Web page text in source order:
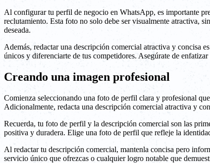
Al configurar tu perfil de negocio en WhatsApp, es importante
reclutamiento. Esta foto no solo debe ser visualmente atractiva,
deseada.
Además, redactar una descripción comercial atractiva y concisa
únicos y diferenciarte de tus competidores. Asegúrate de
Creando una imagen profesional
Comienza seleccionando una foto de perfil clara y profesional
Adicionalmente, redacta una descripción comercial atractiva y
Recuerda, tu foto de perfil y la descripción comercial son las
positiva y duradera. Elige una foto de perfil que refleje la
Al redactar tu descripción comercial, mantenla concisa pero
servicio único que ofrezcas o cualquier logro notable que